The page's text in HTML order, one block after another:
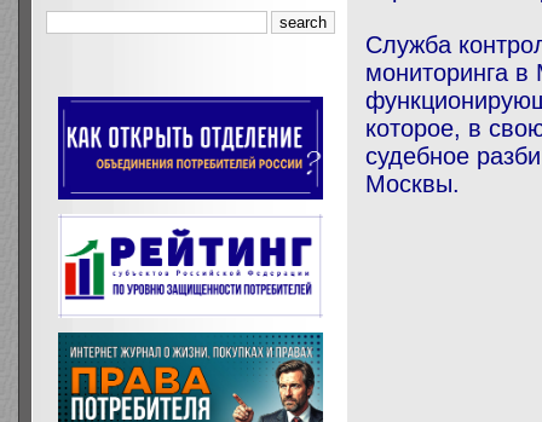
Служба
мониторинга в
которое, в
судебное
Москвы.